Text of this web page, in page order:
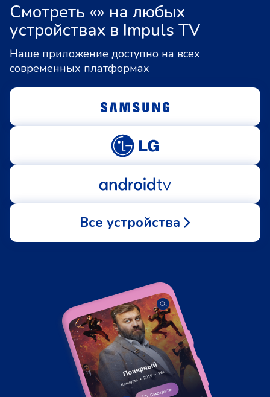
Смотреть «» на любых
устройствах в Impuls TV
Наше приложение доступно на всех
современных платформах
Все устройства